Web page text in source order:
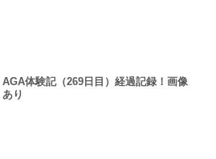
AGA体験記（269日目）経過記録！画像
あり